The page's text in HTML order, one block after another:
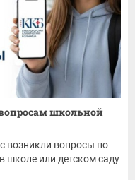
школьной
возникли вопросы по
школе или детском саду